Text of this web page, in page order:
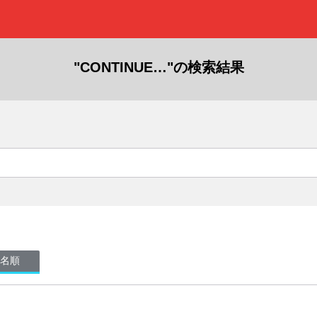
"CONTINUE…"の検索結果
順